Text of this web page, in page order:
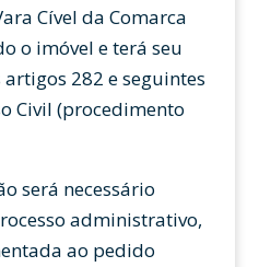
Cível da Comarca
o imóvel e terá seu
282 e seguintes
Civil (procedimento
será necessário
administrativo,
ao pedido